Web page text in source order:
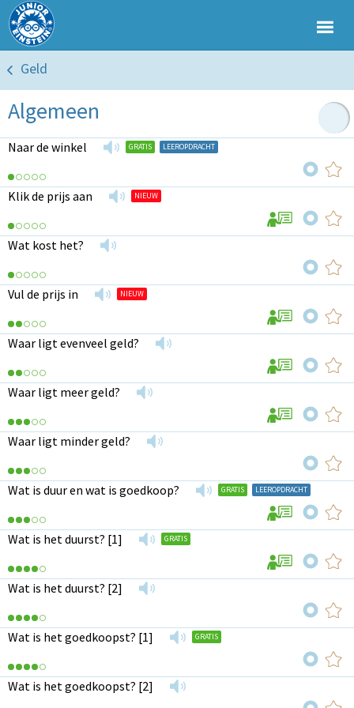
Geld
Algemeen
Naar de winkel GRATIS LEEROPDRACHT
Klik de prijs aan NIEUW
Wat kost het?
Vul de prijs in NIEUW
Waar ligt evenveel geld?
Waar ligt meer geld?
Waar ligt minder geld?
Wat is duur en wat is goedkoop? GRATIS LEEROPDRACHT
Wat is het duurst? [1] GRATIS
Wat is het duurst? [2]
Wat is het goedkoopst? [1] GRATIS
Wat is het goedkoopst? [2]